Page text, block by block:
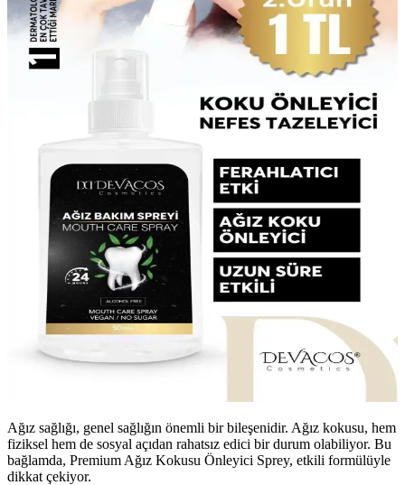
Ağız sağlığı, genel sağlığın önemli bir bileşenidir. Ağız kokusu, hem
fiziksel hem de sosyal açıdan rahatsız edici bir durum olabiliyor. Bu
bağlamda, Premium Ağız Kokusu Önleyici Sprey, etkili formülüyle
dikkat çekiyor.